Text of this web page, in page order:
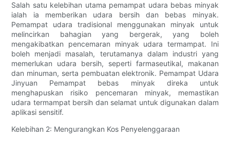
Salah satu kelebihan utama pemampat udara bebas minyak
ialah ia memberikan udara bersih dan bebas minyak.
Pemampat udara tradisional menggunakan minyak untuk
melincirkan bahagian yang bergerak, yang boleh
mengakibatkan pencemaran minyak udara termampat. Ini
boleh menjadi masalah, terutamanya dalam industri yang
memerlukan udara bersih, seperti farmaseutikal, makanan
dan minuman, serta pembuatan elektronik. Pemampat Udara
Jinyuan Pemampat bebas minyak direka untuk
menghapuskan risiko pencemaran minyak, memastikan
udara termampat bersih dan selamat untuk digunakan dalam
aplikasi sensitif.
Kelebihan 2: Mengurangkan Kos Penyelenggaraan